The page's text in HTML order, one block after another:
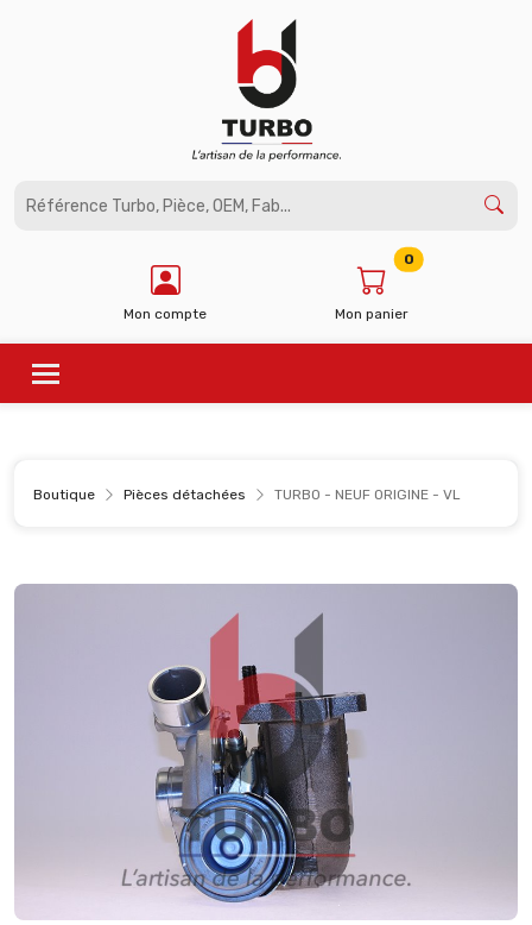
Mon compte Mon panier
0
Boutique Pièces détachées TURBO - NEUF ORIGINE - VL
Panneau de gestion des cookies